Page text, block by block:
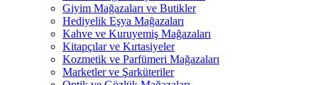
Giyim Mağazaları ve Butikler
Hediyelik Eşya Mağazaları
Kahve ve Kuruyemiş Mağazaları
Kitapçılar ve Kırtasiyeler
Kozmetik ve Parfümeri Mağazaları
Marketler ve Şarküteriler